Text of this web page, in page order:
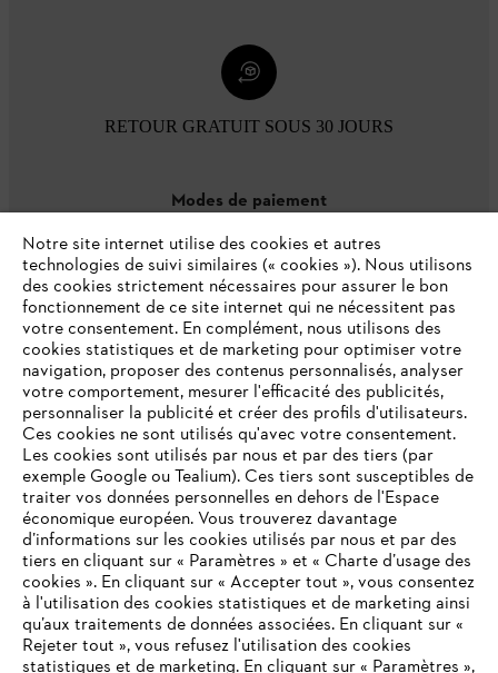
RETOUR GRATUIT SOUS 30 JOURS
Modes de paiement
L'Entreprise
Questions / Réponses
Service
VOTRE NAVIGATEUR INTERNET
N'EST PLUS PRIS EN CHARGE
Notre site internet utilise des cookies et autres
technologies de suivi similaires (« cookies »). Nous utilisons
des cookies strictement nécessaires pour assurer le bon
fonctionnement de ce site internet qui ne nécessitent pas
votre consentement. En complément, nous utilisons des
cookies statistiques et de marketing pour optimiser votre
navigation, proposer des contenus personnalisés, analyser
votre comportement, mesurer l'efficacité des publicités,
personnaliser la publicité et créer des profils d'utilisateurs.
Ces cookies ne sont utilisés qu'avec votre consentement.
Les cookies sont utilisés par nous et par des tiers (par
exemple Google ou Tealium). Ces tiers sont susceptibles de
traiter vos données personnelles en dehors de l'Espace
économique européen. Vous trouverez davantage
d’informations sur les cookies utilisés par nous et par des
tiers en cliquant sur « Paramètres » et « Charte d’usage des
cookies ». En cliquant sur « Accepter tout », vous consentez
à l'utilisation des cookies statistiques et de marketing ainsi
qu’aux traitements de données associées. En cliquant sur «
Rejeter tout », vous refusez l'utilisation des cookies
statistiques et de marketing. En cliquant sur « Paramètres »,